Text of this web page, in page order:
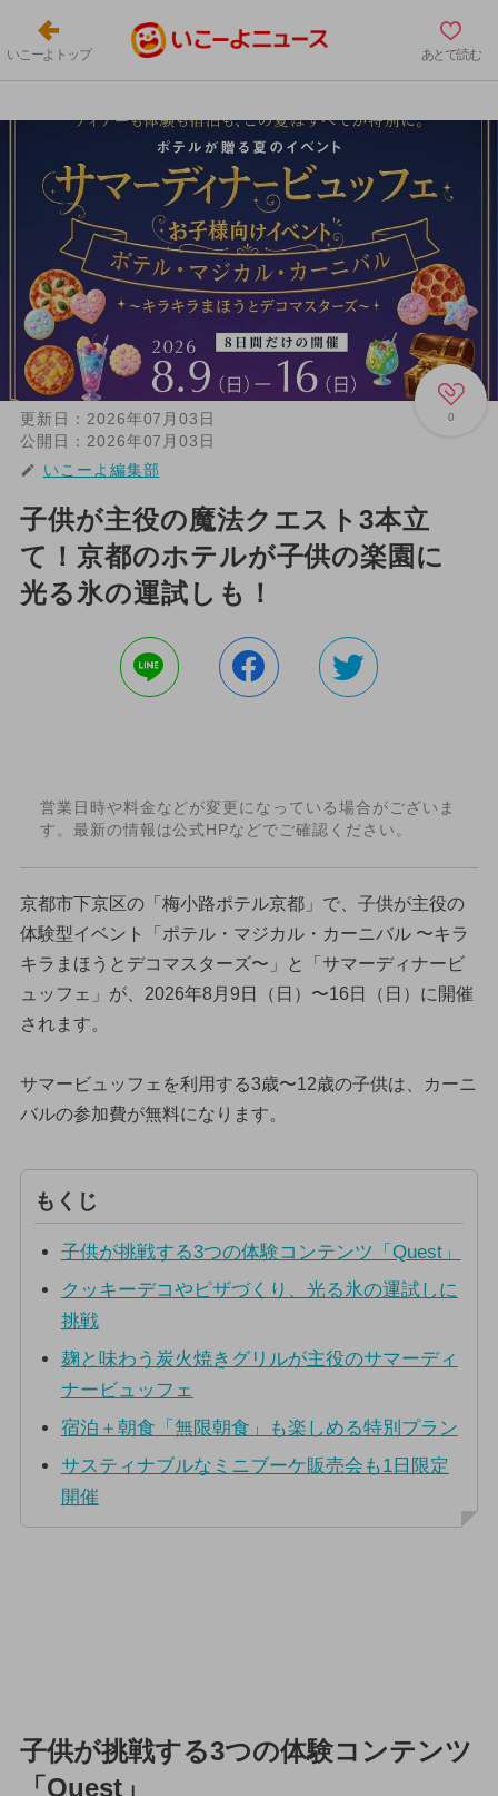
いこーよトップ あとで読む
0
更新日： 2026年07月03日
公開日： 2026年07月03日
いこーよ編集部
子供が主役の魔法クエスト3本立
て！京都のホテルが子供の楽園に
光る氷の運試しも！
営業日時や料金などが変更になっている場合がございま
す。最新の情報は公式HPなどでご確認ください。
京都市下京区の「梅小路ポテル京都」で、子供が主役の
体験型イベント「ポテル・マジカル・カーニバル 〜キラ
キラまほうとデコマスターズ〜」と「サマーディナービ
ュッフェ」が、2026年8月9日（日）〜16日（日）に開催
されます。
サマービュッフェを利用する3歳〜12歳の子供は、カーニ
バルの参加費が無料になります。
もくじ
子供が挑戦する3つの体験コンテンツ「Quest」
クッキーデコやピザづくり、光る氷の運試しに
挑戦
麹と味わう炭火焼きグリルが主役のサマーディ
ナービュッフェ
宿泊＋朝食「無限朝食」も楽しめる特別プラン
サスティナブルなミニブーケ販売会も1日限定
開催
子供が挑戦する3つの体験コンテンツ
「Quest」